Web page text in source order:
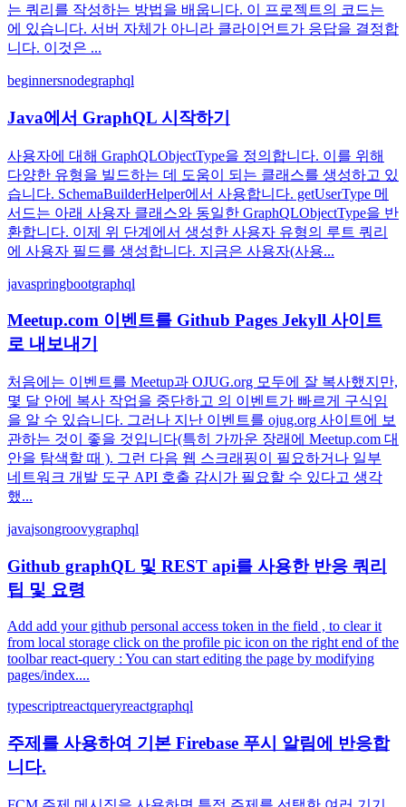
는 쿼리를 작성하는 방법을 배웁니다. 이 프로젝트의 코드는
에 있습니다. 서버 자체가 아니라 클라이언트가 응답을 결정합
니다. 이것은 ...
beginnersnodegraphql
Java에서 GraphQL 시작하기
사용자에 대해 GraphQLObjectType을 정의합니다. 이를 위해
다양한 유형을 빌드하는 데 도움이 되는 클래스를 생성하고 있
습니다. SchemaBuilderHelper에서 사용합니다. getUserType 메
서드는 아래 사용자 클래스와 동일한 GraphQLObjectType을 반
환합니다. 이제 위 단계에서 생성한 사용자 유형의 루트 쿼리
에 사용자 필드를 생성합니다. 지금은 사용자(사용...
javaspringbootgraphql
Meetup.com 이벤트를 Github Pages Jekyll 사이트
로 내보내기
처음에는 이벤트를 Meetup과 OJUG.org 모두에 잘 복사했지만,
몇 달 안에 복사 작업을 중단하고 의 이벤트가 빠르게 구식임
을 알 수 있습니다. 그러나 지난 이벤트를 ojug.org 사이트에 보
관하는 것이 좋을 것입니다(특히 가까운 장래에 Meetup.com 대
안을 탐색할 때 ). 그런 다음 웹 스크래핑이 필요하거나 일부
네트워크 개발 도구 API 호출 감시가 필요할 수 있다고 생각
했...
javajsongroovygraphql
Github graphQL 및 REST api를 사용한 반응 쿼리
팁 및 요령
Add add your github personal access token in the field , to clear it
from local storage click on the profile pic icon on the right end of the
toolbar react-query : You can start editing the page by modifying
pages/index....
typescriptreactqueryreactgraphql
주제를 사용하여 기본 Firebase 푸시 알림에 반응합
니다.